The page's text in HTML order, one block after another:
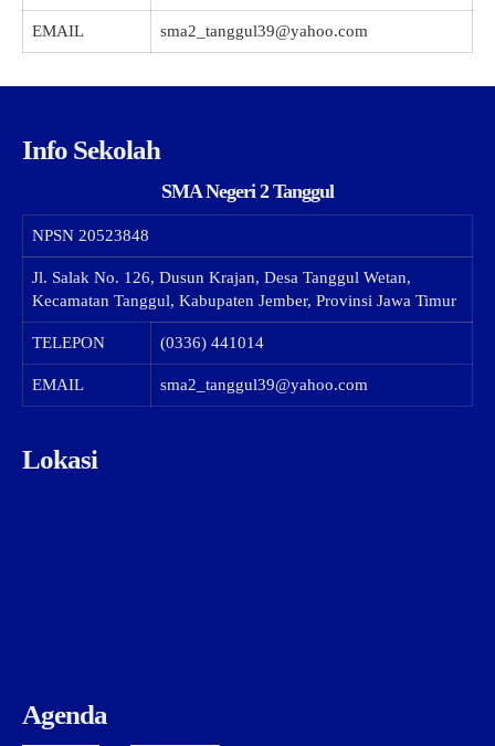
EMAIL sma2_tanggul39@yahoo.com
Info Sekolah
SMA Negeri 2 Tanggul
NPSN 20523848
Jl. Salak No. 126, Dusun Krajan, Desa Tanggul Wetan,
Kecamatan Tanggul, Kabupaten Jember, Provinsi Jawa Timur
TELEPON (0336) 441014
EMAIL sma2_tanggul39@yahoo.com
Lokasi
Agenda